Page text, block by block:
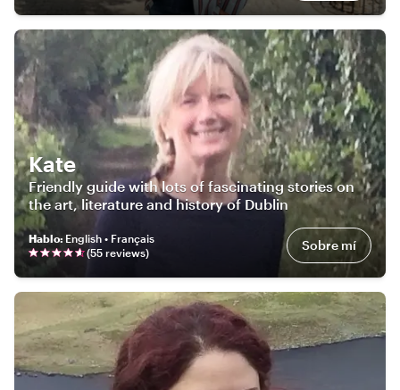
Kate
Friendly guide with lots of fascinating stories on
the art, literature and history of Dublin
Hablo: English • Français
(55 reviews) Sobre mí